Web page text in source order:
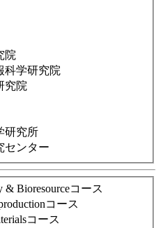
院
科学研究院
究院
研究所
センター
& Bioresourceコース
コース
コース